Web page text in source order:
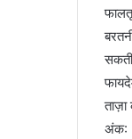
अंक: